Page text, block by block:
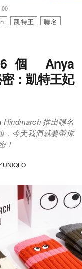
凱特王
聯名
個 Anya
：凱特王妃
Hindmarch 推出聯名
，今天我們就要帶你
！